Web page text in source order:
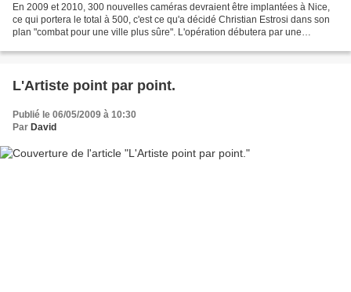
En 2009 et 2010, 300 nouvelles caméras devraient être implantées à Nice,
ce qui portera le total à 500, c'est ce qu'a décidé Christian Estrosi dans son
plan "combat pour une ville plus sûre". L'opération débutera par une
L'Artiste point par point.
Publié le 06/05/2009 à 10:30
Par David